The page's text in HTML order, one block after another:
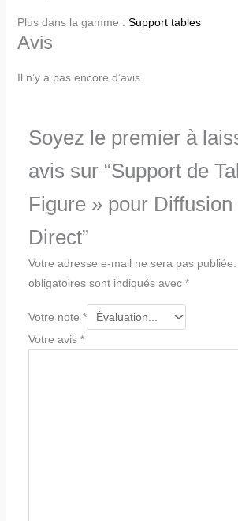
Plus dans la gamme : Support tables
Avis
Il n’y a pas encore d’avis.
Soyez le premier à
avis sur “Support de
Figure » pour Diffusion
Direct”
Votre adresse e-mail ne sera pas publiée.
obligatoires sont indiqués avec *
Votre note *
Votre avis *